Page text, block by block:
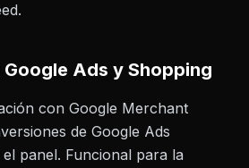
Ads y Shopping
con Google Merchant
de Google Ads
panel. Funcional para la